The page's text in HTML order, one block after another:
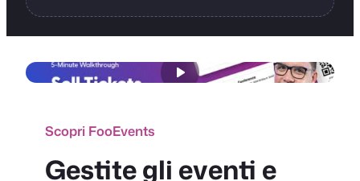
Scopri FooEvents
Gestite gli eventi e